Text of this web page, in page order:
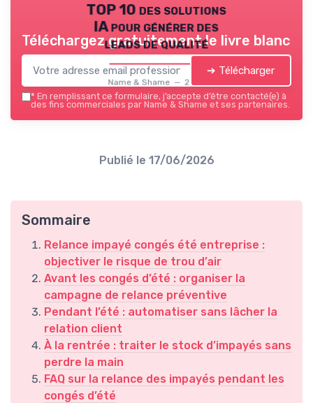
TOP 10 des solutions
IA pour générer des
leads de qualité
Name & Shame — 2026
Téléchargez gratuitement le livre blanc
➔ Télécharger
* En remplissant ce formulaire, j’accepte d’être contacté(e) à
des fins commerciales par Name & Shame et ses partenaires.
Publié le 17/06/2026
Sommaire
Relance impayé congés été entreprise :
objectiver le risque de trou d’air
Avant les congés d’été : organiser la
campagne de relance préventive
Pendant l’été : automatiser sans lâcher la
relation client
À la rentrée : traiter le stock d’impayés sans
perdre la main
FAQ sur la relance des impayés pendant les
congés d’été